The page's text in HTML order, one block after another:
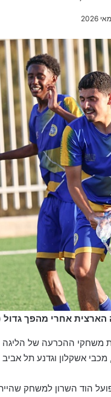
הארצית אחרי מהפך גדול
משחקי ההכרעה של
מכבי אשקלון וגדנע תל
הוד השרון למשחק